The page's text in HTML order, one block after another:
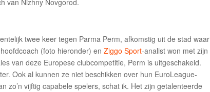
van Nizhny Novgorod.
twee keer tegen Parma Perm, afkomstig uit de stad waar
(foto hieronder) enZiggo Sport-analist won met zijn
van deze Europese clubcompetitie, Perm is uitgeschakeld.
Ook al kunnen ze niet beschikken over hun EuroLeague-
zo’n vijftig capabele spelers, schat ik. Het zijn getalenteerde